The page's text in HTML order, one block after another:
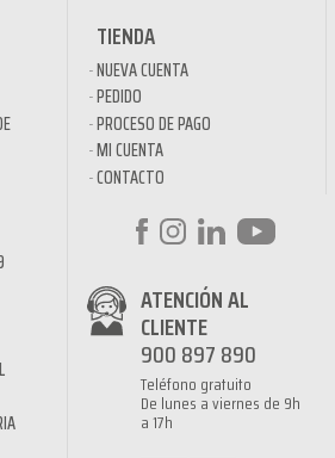
TIENDA
NUEVA CUENTA
PEDIDO
PROCESO DE PAGO
MI CUENTA
CONTACTO
ATENCIÓN AL
CLIENTE
900 897 890
Teléfono gratuito
De lunes a viernes de 9h
a 17h